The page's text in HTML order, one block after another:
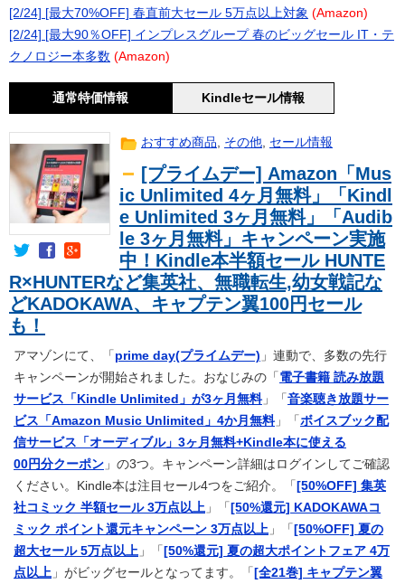
[2/24] [最大70%OFF] 春直前大セール 5万点以上対象 (Amazon)
[2/24] [最大90％OFF] インプレスグループ 春のビッグセール IT・テ
クノロジー本多数 (Amazon)
通常特価情報 Kindleセール情報
おすすめ商品, その他, セール情報
[プライムデー] Amazon「Mus
ic Unlimited 4ヶ月無料」「Kindl
e Unlimited 3ヶ月無料」「Audib
le 3ヶ月無料」キャンペーン実施
中！Kindle本半額セール HUNTE
R×HUNTERなど集英社、無職転生,幼女戦記な
どKADOKAWA、キャプテン翼100円セール
も！
アマゾンにて、「 prime day(プライムデー) 」連動で、多数の先行
キャンペーンが開始されました。おなじみの「 電子書籍 読み放題
サービス「Kindle Unlimited」が3ヶ月無料」「 音楽聴き放題サー
ビス「Amazon Music Unlimited」4か月無料」「 ボイスブック配
信サービス「オーディブル」3ヶ月無料+Kindle本に使える
00円分クーポン 」の3つ。キャンペーン詳細はログインしてご確認
ください。Kindle本は注目セール4つをご紹介。「 [50%OFF] 集英
社コミック 半額セール 3万点以上 」「 [50%還元] KADOKAWAコ
ミック ポイント還元キャンペーン 3万点以上 」「 [50%OFF] 夏の
超大セール 5万点以上 」「 [50%還元] 夏の超大ポイントフェア 4万
点以上 」がビッグセールとなってます。「 [全21巻] キャプテン翼